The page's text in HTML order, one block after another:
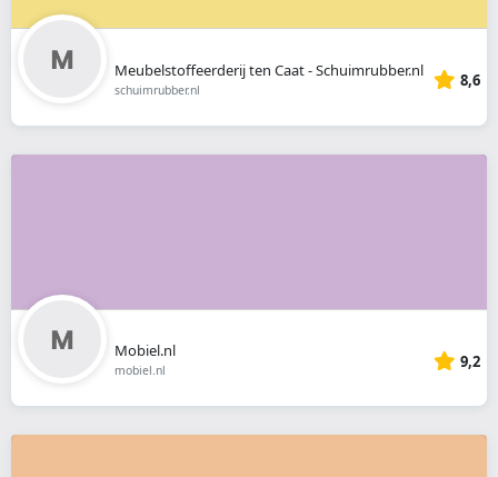
Meubelstoffeerderij ten Caat - Schuimrubber.nl
schuimrubber.nl 8,6
Mobiel.nl
mobiel.nl 9,2